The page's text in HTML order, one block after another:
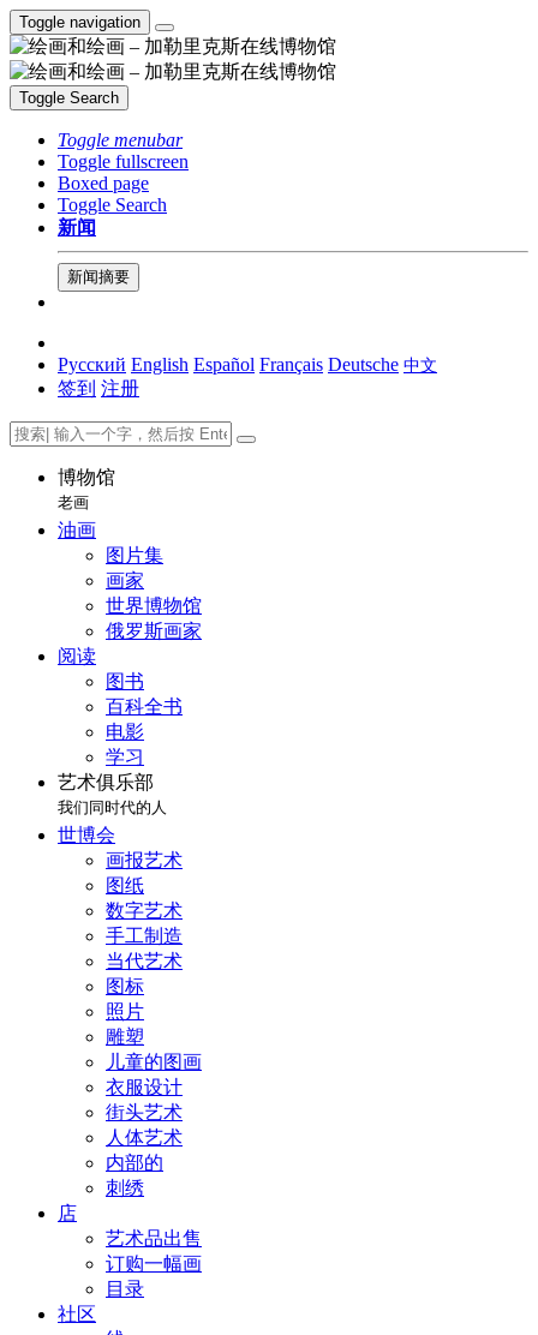
Toggle navigation
Toggle Search
Toggle menubar
Toggle fullscreen
Boxed page
Toggle Search
新闻
新闻摘要
Русский English Español Français Deutsche 中文
签到 注册
博物馆
老画
油画
图片集
画家
世界博物馆
俄罗斯画家
阅读
图书
百科全书
电影
学习
艺术俱乐部
我们同时代的人
世博会
画报艺术
图纸
数字艺术
手工制造
当代艺术
图标
照片
雕塑
儿童的图画
衣服设计
街头艺术
人体艺术
内部的
刺绣
店
艺术品出售
订购一幅画
目录
社区